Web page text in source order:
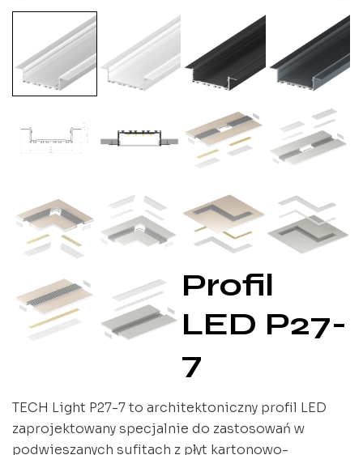
Profil
LED P27-
7
TECH Light P27-7 to architektoniczny profil LED
zaprojektowany specjalnie do zastosowań w
podwieszanych sufitach z płyt kartonowo-